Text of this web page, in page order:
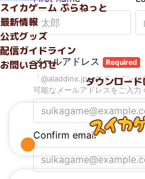
スイカゲームぷらねっと
最新情報
公式グッズ
配信ガイドライン
お問い合わせ
ダウンロード